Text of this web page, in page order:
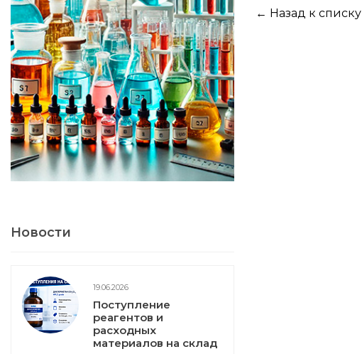
Новости
19.06.2026
Поступление
реагентов и
расходных
материалов на склад
← Назад к списку